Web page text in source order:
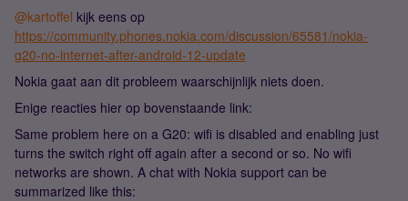
@kartoffel kijk eens op
https://community.phones.nokia.com/discussion/65581/nokia-
g20-no-internet-after-android-12-update
Nokia gaat aan dit probleem waarschijnlijk niets doen.
Enige reacties hier op bovenstaande link:
Same problem here on a G20: wifi is disabled and enabling just
turns the switch right off again after a second or so. No wifi
networks are shown. A chat with Nokia support can be
summarized like this: